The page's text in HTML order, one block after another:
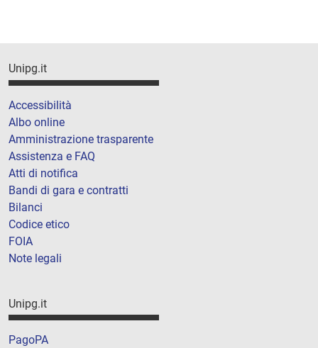
Unipg.it
Accessibilità
Albo online
Amministrazione trasparente
Assistenza e FAQ
Atti di notifica
Bandi di gara e contratti
Bilanci
Codice etico
FOIA
Note legali
Unipg.it
PagoPA